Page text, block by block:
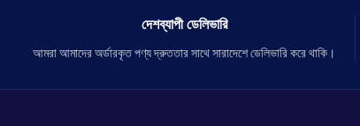
দেশব্যাপী ডেলিভারি
আমরা আমাদের অর্ডারকৃত পণ্য দ্রুততার সাথে সারাদেশে ডেলিভারি করে থাকি।